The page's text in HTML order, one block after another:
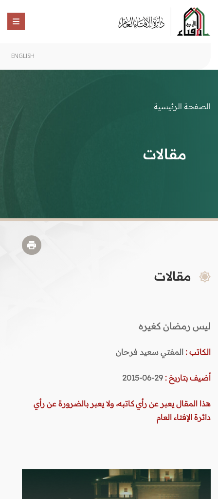
ENGLISH
الصفحة الرئيسية
مقالات
مقالات
ليس رمضان كغيره
الكاتب : المفتي سعيد فرحان
أضيف بتاريخ : 29-06-2015
هذا المقال يعبر عن رأي كاتبه، ولا يعبر بالضرورة عن رأي
دائرة الإفتاء العام